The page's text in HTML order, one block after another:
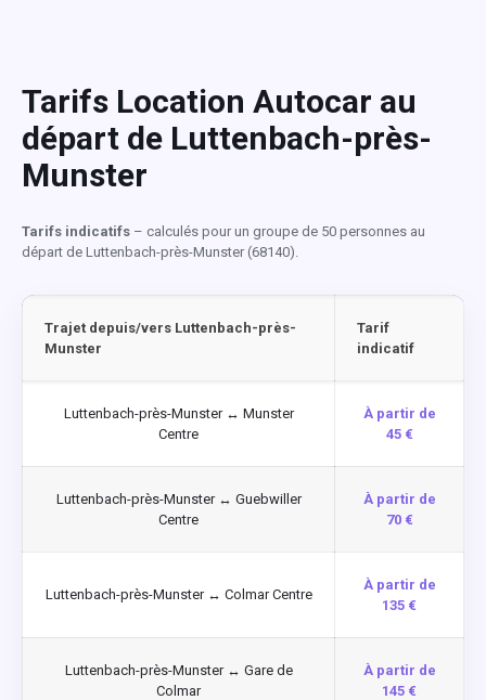
Tarifs Location Autocar au
départ de Luttenbach-près-
Munster
Tarifs indicatifs – calculés pour un groupe de 50 personnes au
départ de Luttenbach-près-Munster (68140).
Trajet depuis/vers Luttenbach-près-
Munster
Tarif
indicatif
Luttenbach-près-Munster ↔ Munster
Centre
À partir de
45 €
Luttenbach-près-Munster ↔ Guebwiller
Centre
À partir de
70 €
Luttenbach-près-Munster ↔ Colmar Centre
À partir de
135 €
Luttenbach-près-Munster ↔ Gare de
Colmar
À partir de
145 €